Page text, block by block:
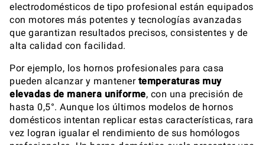
electrodomésticos de tipo profesional están equipados
con motores más potentes y tecnologías avanzadas
que garantizan resultados precisos, consistentes y de
alta calidad con facilidad.
Por ejemplo, los hornos profesionales para casa
pueden alcanzar y mantener temperaturas muy
elevadas de manera uniforme, con una precisión de
hasta 0,5°. Aunque los últimos modelos de hornos
domésticos intentan replicar estas características, rara
vez logran igualar el rendimiento de sus homólogos